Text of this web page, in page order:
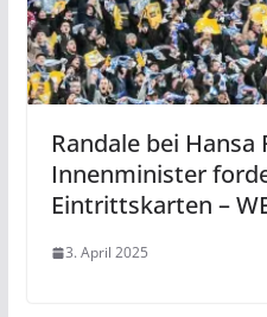
Randale bei Hansa
Innenminister
Eintrittskarten –
3. April 2025